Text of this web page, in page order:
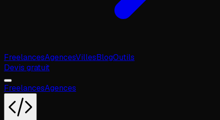
FreelancesAgencesVillesBlogOutils
Devis gratuit
FreelancesAgences